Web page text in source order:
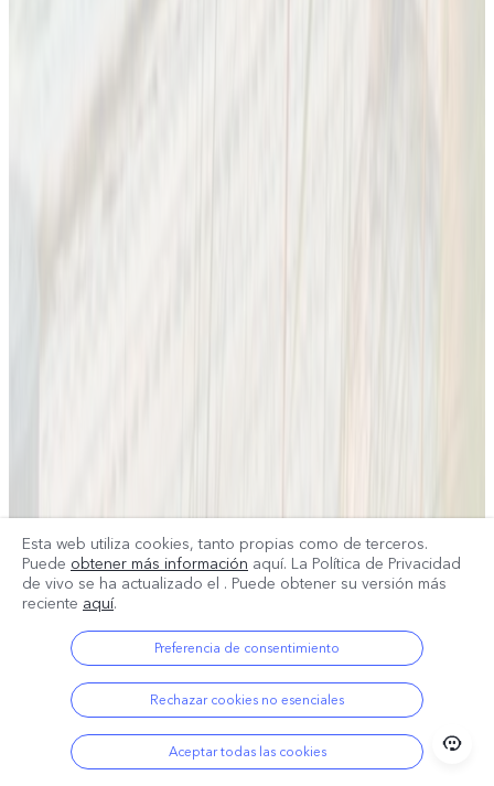
Esta web utiliza cookies, tanto propias como de terceros.
Puede obtener más información aquí. La Política de Privacidad
de vivo se ha actualizado el . Puede obtener su versión más
reciente aquí.
Preferencia de consentimiento
Rechazar cookies no esenciales
Aceptar todas las cookies